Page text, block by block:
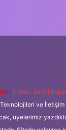
E-mail:
ve
üyelerimiz